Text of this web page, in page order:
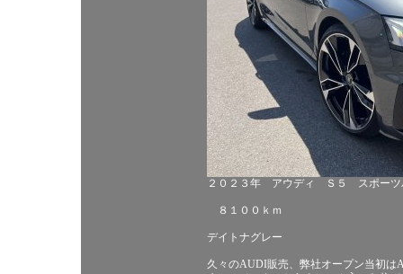
２０２３年 アウディ Ｓ５ スポーツ
８１００ｋｍ
デイトナグレー
久々のAUDI販売、弊社オープン当初